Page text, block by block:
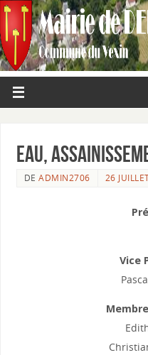
Eau,
DEADMIN2706 26
Vice